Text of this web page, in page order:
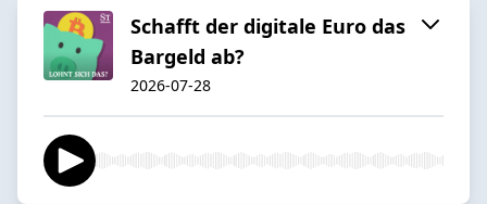
Schafft der digitale Euro das
Bargeld ab?
2026-07-28